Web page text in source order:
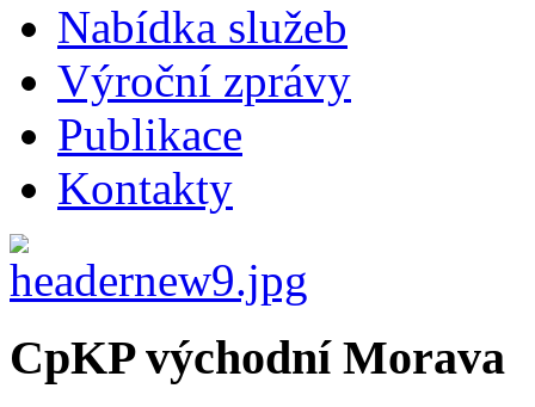
Nabídka služeb
Výroční zprávy
Publikace
Kontakty
CpKP východní Morava